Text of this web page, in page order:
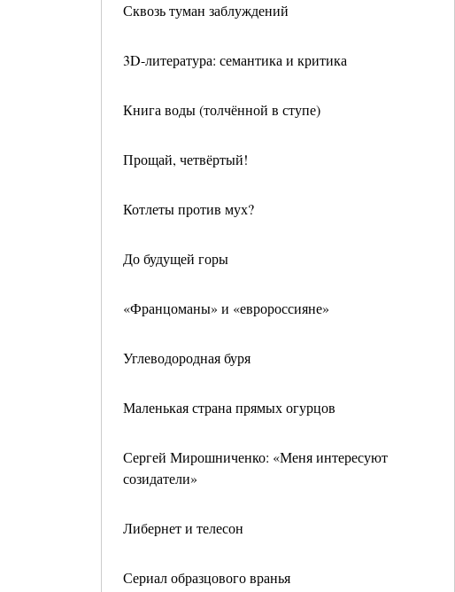
Сквозь туман заблуждений
3D-литература: семантика и критика
Книга воды (толчённой в ступе)
Прощай, четвёртый!
Котлеты против мух?
До будущей горы
«Францоманы» и «евророссияне»
Углеводородная буря
Маленькая страна прямых огурцов
Сергей Мирошниченко: «Меня интересуют
созидатели»
Либернет и телесон
Сериал образцового вранья